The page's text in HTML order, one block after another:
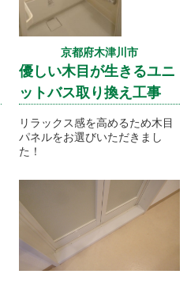
京都府木津川市
優しい木目が生きるユニ
ットバス取り換え工事
リラックス感を高めるため木目
パネルをお選びいただきまし
た！